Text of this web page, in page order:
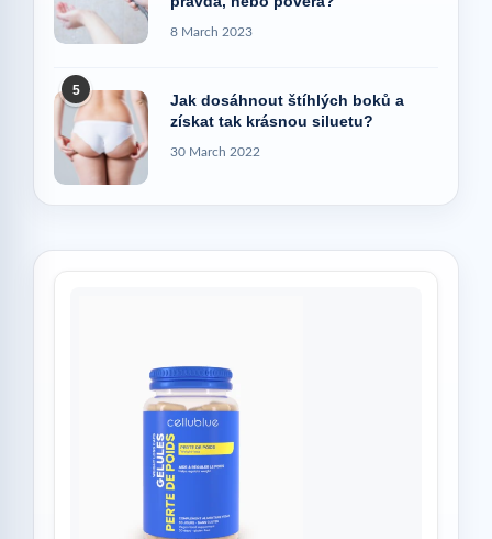
8 March 2023
5
Jak dosáhnout štíhlých boků a
získat tak krásnou siluetu?
30 March 2022